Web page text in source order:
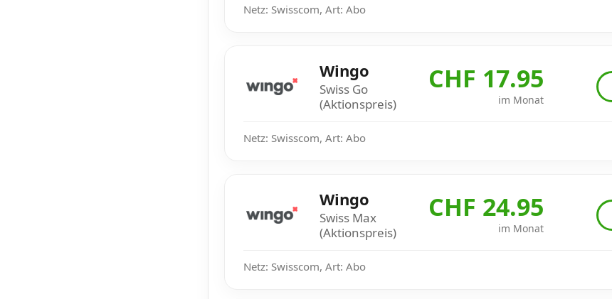
Netz: Swisscom, Art: Abo
Wingo
Swiss Go
(Aktionspreis)
CHF 17.95
im Monat
Netz: Swisscom, Art: Abo
Wingo
Swiss Max
(Aktionspreis)
CHF 24.95
im Monat
Netz: Swisscom, Art: Abo